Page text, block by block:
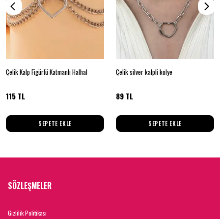
Çelik Kalp Figürlü Katmanlı Halhal
115 TL
SEPETE EKLE
Çelik silver kalpli kolye
89 TL
SEPETE EKLE
SÖZLEŞMELER
Gizlilik Politikası